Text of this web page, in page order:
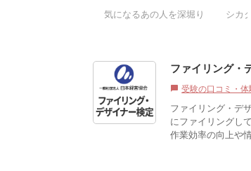
#気になるあの人を深堀り
#シカ
ファイリング・
chat_bubble 受験の口コミ・
ファイリング・デ
にファイリングし
作業効率の向上や